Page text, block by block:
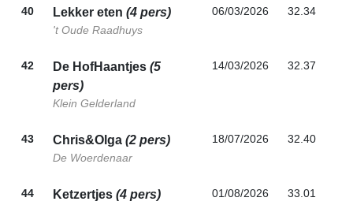
40 Lekker eten (4 pers)
't Oude Raadhuys
06/03/2026 32.34
42 De HofHaantjes (5
pers)
Klein Gelderland
14/03/2026 32.37
43 Chris&Olga (2 pers)
De Woerdenaar
18/07/2026 32.40
44 Ketzertjes (4 pers) 01/08/2026 33.01